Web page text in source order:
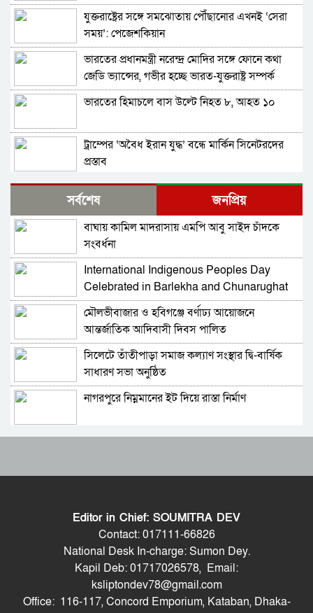
যুক্তরাষ্ট্রের সঙ্গে সমঝোতায় পৌঁছানোর এখনই ‘সেরা
সময়’: পেজেশকিয়ান
ভারতের প্রধানমন্ত্রী নরেন্দ্র মোদির সঙ্গে ফোনে কথা
জেডি ভ্যান্সের, গভীর হচ্ছে ভারত-যুক্তরাষ্ট্র সম্পর্ক
ভারতের হিমাচলে বাস উল্টে নিহত ৮, আহত ১০
ট্রাম্পের ‘অবৈধ ইরান যুদ্ধ’ বন্ধে মার্কিন সিনেটরদের
প্রস্তাব
ভারত-চীনসহ ৫টি দেশের ওপর ১০০ শতাংশ শুল্ক
আরোপের বিল পাস মার্কিন সিনেটে
প্রযুক্তিগত ত্রুটির কারণে ইতালি বিমানবন্দরে আটকা
ঢাকাগামী বিমান, ভেতরে আড়াই শতাধিক যাত্রী
দিল্লিতে হাসিনার বক্তব্য: আগের কথাই আবার বলল
ভারত
বাংলাদেশ-পাকিস্তানসহ ১৩ দেশের জোট, কমান্ডার
নিয়োগ দিল সৌদি আরব
ভারতের চিকেন নেক নিয়ে নতুন পরিকল্পনা
শুভেন্দুর কৌশলে বদলে যাচ্ছে পশ্চিমবঙ্গের রাজনীতির
পাকিস্তানে প্রধান ৩ শহরের বাইরে সংবাদ সংগ্রহে
বিদেশি গণমাধ্যমের ওপর বিধিনিষেধ
বাংলাদেশে যা চলছে, সেটা অমানবিক: দিলীপ ঘোষ
সর্বশেষ জনপ্রিয়
বাঘায় কামিল মাদরাসায় এমপি আবু সাইদ চাঁদকে
সংবর্ধনা
International Indigenous Peoples Day
Celebrated in Barlekha and Chunarughat
মৌলভীবাজার ও হবিগঞ্জে বর্ণাঢ্য আয়োজনে
আন্তর্জাতিক আদিবাসী দিবস পালিত
সিলেটে তাঁতীপাড়া সমাজ কল্যাণ সংস্থার দ্বি-বার্ষিক
সাধারণ সভা অনুষ্ঠিত
নাগরপুরে নিম্নমানের ইট দিয়ে রাস্তা নির্মাণ
রাষ্ট্রপতি পদে মির্জা ফখরুলের নাম চূড়ান্ত
দেশে মোট ভোটার ১২ কোটি ৮৬ লাখ, তিন মাসে
বেড়েছে ৩ লাখ
মমতা ব্যানার্জীর গাড়িতে হামলা, প্রাণনাশের আশঙ্কার
অভিযোগ
Editor in Chief: SOUMITRA DEV
Contact: 017111-66826
National Desk In-charge: Sumon Dey.
Kapil Deb: 01717026578, Email:
ksliptondev78@gmail.com
Office: 116-117, Concord Emporium, Kataban, Dhaka-